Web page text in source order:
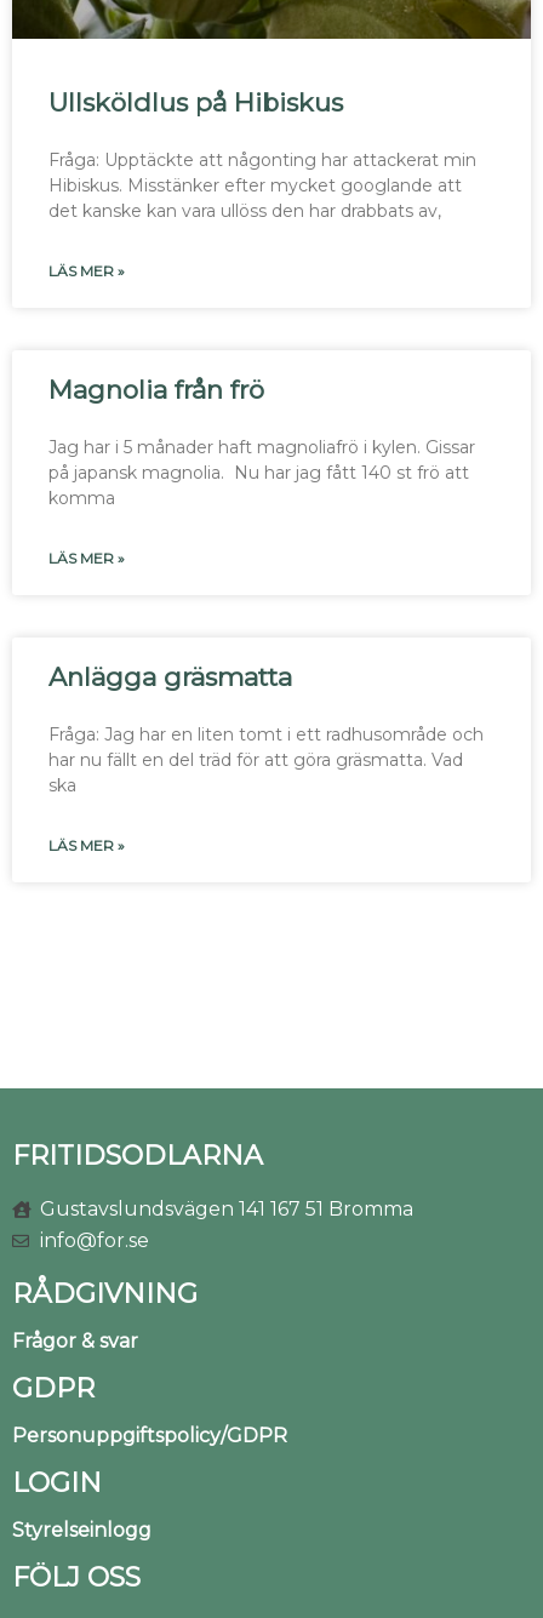
Ullsköldlus på Hibiskus
Fråga: Upptäckte att någonting har attackerat min
Hibiskus. Misstänker efter mycket googlande att
det kanske kan vara ullöss den har drabbats av,
LÄS MER »
Magnolia från frö
Jag har i 5 månader haft magnoliafrö i kylen. Gissar
på japansk magnolia. Nu har jag fått 140 st frö att
komma
LÄS MER »
Anlägga gräsmatta
Fråga: Jag har en liten tomt i ett radhusområde och
har nu fällt en del träd för att göra gräsmatta. Vad
ska
LÄS MER »
FRITIDSODLARNA
Gustavslundsvägen 141 167 51 Bromma
info@for.se
RÅDGIVNING
Frågor & svar
GDPR
Personuppgiftspolicy/GDPR
LOGIN
Styrelseinlogg
FÖLJ OSS